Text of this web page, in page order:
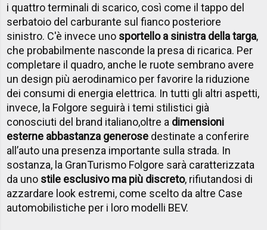
i quattro terminali di scarico, così come il tappo del
serbatoio del carburante sul fianco posteriore
sinistro. C'è invece uno sportello a sinistra della targa,
che probabilmente nasconde la presa di ricarica. Per
completare il quadro, anche le ruote sembrano avere
un design più aerodinamico per favorire la riduzione
dei consumi di energia elettrica. In tutti gli altri aspetti,
invece, la Folgore seguirà i temi stilistici già
conosciuti del brand italiano,oltre a dimensioni
esterne abbastanza generose destinate a conferire
all’auto una presenza importante sulla strada. In
sostanza, la GranTurismo Folgore sarà caratterizzata
da uno stile esclusivo ma più discreto, rifiutandosi di
azzardare look estremi, come scelto da altre Case
automobilistiche per i loro modelli BEV.